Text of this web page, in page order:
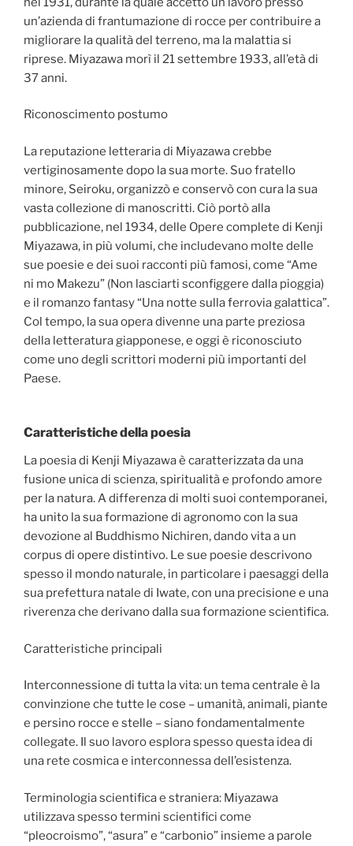
un’azienda di frantumazione di rocce per contribuire a
migliorare la qualità del terreno, ma la malattia si
riprese. Miyazawa morì il 21 settembre 1933, all’età di
37 anni.
Riconoscimento postumo
La reputazione letteraria di Miyazawa crebbe
vertiginosamente dopo la sua morte. Suo fratello
minore, Seiroku, organizzò e conservò con cura la sua
vasta collezione di manoscritti. Ciò portò alla
pubblicazione, nel 1934, delle Opere complete di Kenji
Miyazawa, in più volumi, che includevano molte delle
sue poesie e dei suoi racconti più famosi, come “Ame
ni mo Makezu” (Non lasciarti sconfiggere dalla pioggia)
e il romanzo fantasy “Una notte sulla ferrovia galattica”.
Col tempo, la sua opera divenne una parte preziosa
della letteratura giapponese, e oggi è riconosciuto
come uno degli scrittori moderni più importanti del
Paese.
Caratteristiche della poesia
La poesia di Kenji Miyazawa è caratterizzata da una
fusione unica di scienza, spiritualità e profondo amore
per la natura. A differenza di molti suoi contemporanei,
ha unito la sua formazione di agronomo con la sua
devozione al Buddhismo Nichiren, dando vita a un
corpus di opere distintivo. Le sue poesie descrivono
spesso il mondo naturale, in particolare i paesaggi della
sua prefettura natale di Iwate, con una precisione e una
riverenza che derivano dalla sua formazione scientifica.
Caratteristiche principali
Interconnessione di tutta la vita: un tema centrale è la
convinzione che tutte le cose – umanità, animali, piante
e persino rocce e stelle – siano fondamentalmente
collegate. Il suo lavoro esplora spesso questa idea di
una rete cosmica e interconnessa dell’esistenza.
Terminologia scientifica e straniera: Miyazawa
utilizzava spesso termini scientifici come
“pleocroismo”, “asura” e “carbonio” insieme a parole